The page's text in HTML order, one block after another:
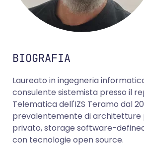
BIOGRAFIA
Laureato in ingegneria
consulente sistemista presso il
Telematica dell'IZS Teramo dal
prevalentemente di architetture
privato, storage software-
con tecnologie open source.